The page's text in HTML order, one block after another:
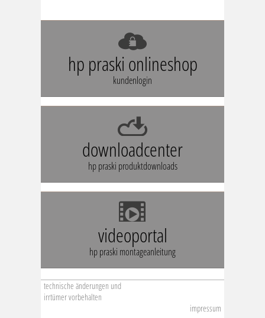
hp praski onlineshop
kundenlogin
downloadcenter
hp praski produktdownloads
videoportal
hp praski montageanleitung
technische änderungen und
irrtümer vorbehalten
impressum